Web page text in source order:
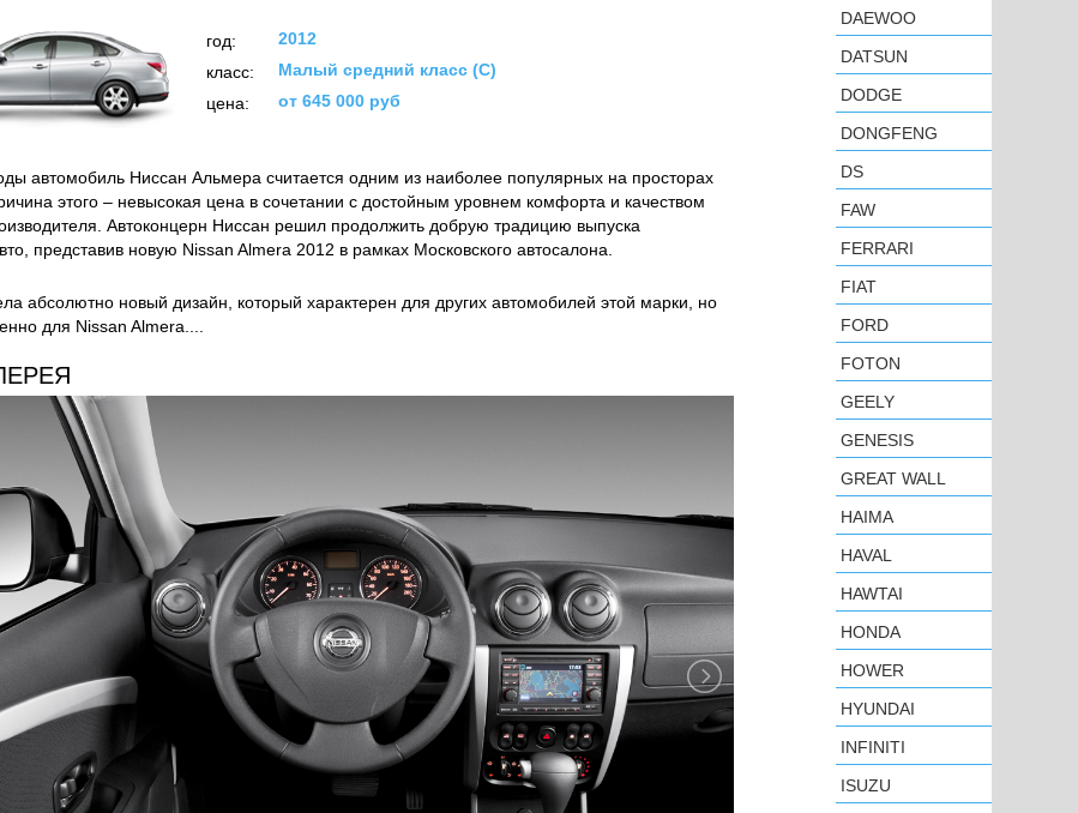
год:
2012
класс:
Малый средний класс (C)
цена:
от 645 000 руб
автомобиль Ниссан Альмера считается одним из наиболее популярных на просторах
этого – невысокая цена в сочетании с достойным уровнем комфорта и качеством
Автоконцерн Ниссан решил продолжить добрую традицию выпуска
представив новую Nissan Almera 2012 в рамках Московского автосалона.
абсолютно новый дизайн, который характерен для других автомобилей этой марки, но
для Nissan Almera....
DAEWOO
DATSUN
DODGE
DONGFENG
DS
FAW
FERRARI
FIAT
FORD
FOTON
GEELY
GENESIS
GREAT WALL
HAIMA
HAVAL
HAWTAI
HONDA
HOWER
HYUNDAI
INFINITI
ISUZU